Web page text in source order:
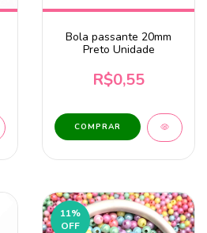
Bola passante 20mm
Preto Unidade
R$0,55
11%
OFF